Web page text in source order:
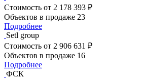
Стоимость от 2 178 393 ₽
Объектов в продаже 23
Подробнее
Setl group
Стоимость от 2 906 631 ₽
Объектов в продаже 16
Подробнее
ФСК